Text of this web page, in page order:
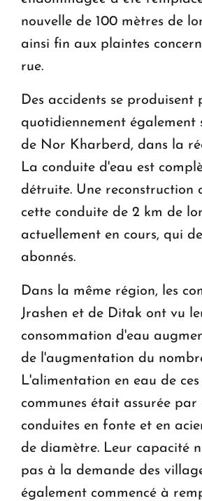
nouvelle de 100 mètres de
ainsi fin aux plaintes
rue.
Des accidents se produisent
quotidiennement également
de Nor Kharberd, dans la
La conduite d'eau est
détruite. Une reconstruction
cette conduite de 2 km de
actuellement en cours, qui
abonnés.
Dans la même région, les
Jrashen et de Ditak ont vu
consommation d'eau
de l'augmentation du
L'alimentation en eau de ces
communes était assurée par
conduites en fonte et en
de diamètre. Leur capacité
pas à la demande des
également commencé à